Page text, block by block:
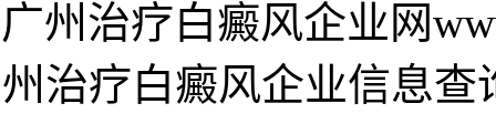
广州治疗白癜风企业网
州治疗白癜风企业信息